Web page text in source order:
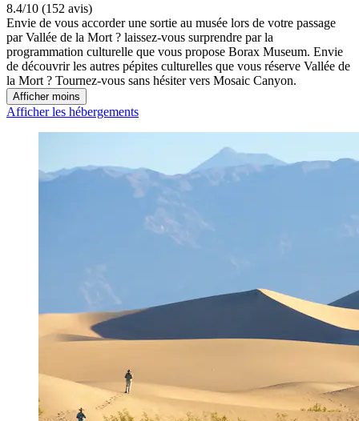
8.4/10 (152 avis)
Envie de vous accorder une sortie au musée lors de votre passage
par Vallée de la Mort ? laissez-vous surprendre par la
programmation culturelle que vous propose Borax Museum. Envie
de découvrir les autres pépites culturelles que vous réserve Vallée de
la Mort ? Tournez-vous sans hésiter vers Mosaic Canyon.
Afficher moins
Afficher les hébergements